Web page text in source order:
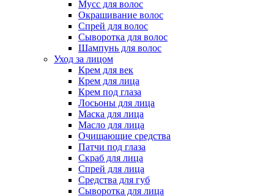
Мусс для волос
Окрашивание волос
Спрей для волос
Сыворотка для волос
Шампунь для волос
Уход за лицом
Крем для век
Крем для лица
Крем под глаза
Лосьоны для лица
Маска для лица
Масло для лица
Очищающие средства
Патчи под глаза
Скраб для лица
Спрей для лица
Средства для губ
Сыворотка для лица